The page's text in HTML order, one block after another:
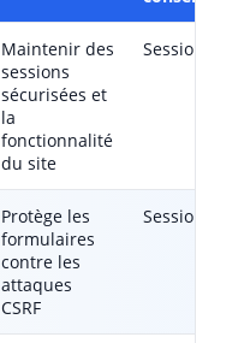
Maintenir des
sessions
sécurisées et
la
fonctionnalité
du site
Session
Protège les
formulaires
contre les
attaques
CSRF
Session